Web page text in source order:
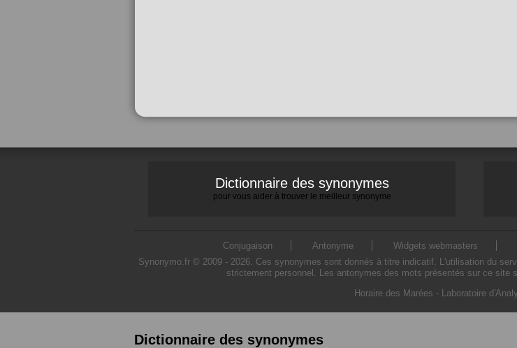
Dictionnaire des synonymes
pour vous aider à trouver le meilleur synonyme
Conjugaison Antonyme Widgets webmasters
Synonymo.fr © 2009 - 2026. Ces synonymes sont donnés à titre indicatif. L'utilisation du
strictement personnel. Les antonymes des mots présentés sur ce site
Horaire des Marées - Laboratoire
Dictionnaire des synonymes